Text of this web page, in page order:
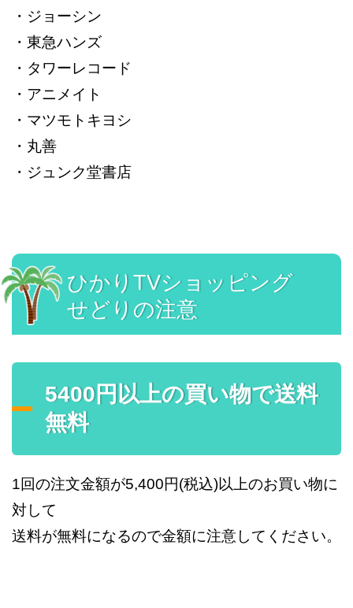
・ジョーシン
・東急ハンズ
・タワーレコード
・アニメイト
・マツモトキヨシ
・丸善
・ジュンク堂書店
ひかりTVショッピング
せどりの注意
5400円以上の買い物で送料
無料
1回の注文金額が5,400円(税込)以上のお買い物に
対して
送料が無料になるので金額に注意してください。